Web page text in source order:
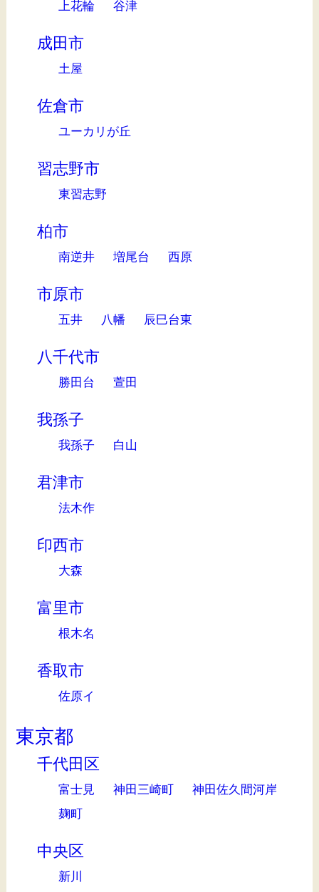
上花輪 谷津
成田市
土屋
佐倉市
ユーカリが丘
習志野市
東習志野
柏市
南逆井 増尾台 西原
市原市
五井 八幡 辰巳台東
八千代市
勝田台 萱田
我孫子
我孫子 白山
君津市
法木作
印西市
大森
富里市
根木名
香取市
佐原イ
東京都
千代田区
富士見 神田三崎町
神田佐久間河岸
麹町
中央区
新川